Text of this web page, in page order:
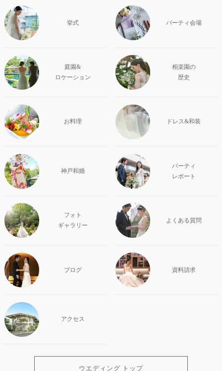
挙式 パーティ会場
庭園&
ロケーション
相楽園の
歴史
お料理 ドレス&和装
神戸和婚
パーティ
レポート
フォト
ギャラリー
よくある質問
ブログ 資料請求
アクセス
ウエディング トップ